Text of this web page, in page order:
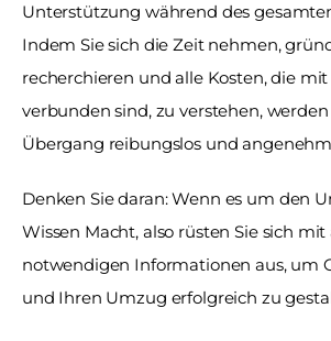
Unterstützung während des
Indem Sie sich die Zeit nehmen,
recherchieren und alle Kosten, die
verbunden sind, zu verstehen, werden
Übergang reibungslos und
Denken Sie daran: Wenn es um den
Wissen Macht, also rüsten Sie sich mit
notwendigen Informationen aus, um
und Ihren Umzug erfolgreich zu